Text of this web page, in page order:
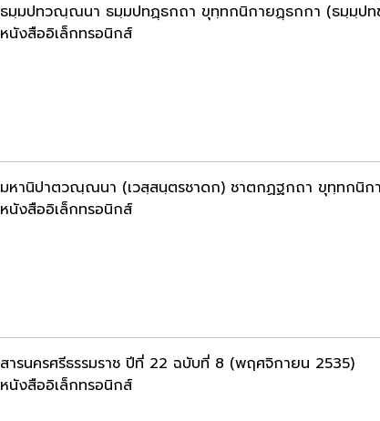
ธมฺมปทวณฺณนา ธมฺมปทฏฺธกถา ขุทฺทกนิกายฏฺธกกา (ธมฺมฺปท
หนังสืออิเล็กทรอนิกส์
มหานิปาตวณฺณนา (เวสฺสนฺตรชาดก) ชาตกฏฐกถา ขุทฺทกนิ
หนังสืออิเล็กทรอนิกส์
สารนครศรีธรรมราช ปีที่ 22 ฉบับที่ 8 (พฤศจิกายน 2535)
หนังสืออิเล็กทรอนิกส์